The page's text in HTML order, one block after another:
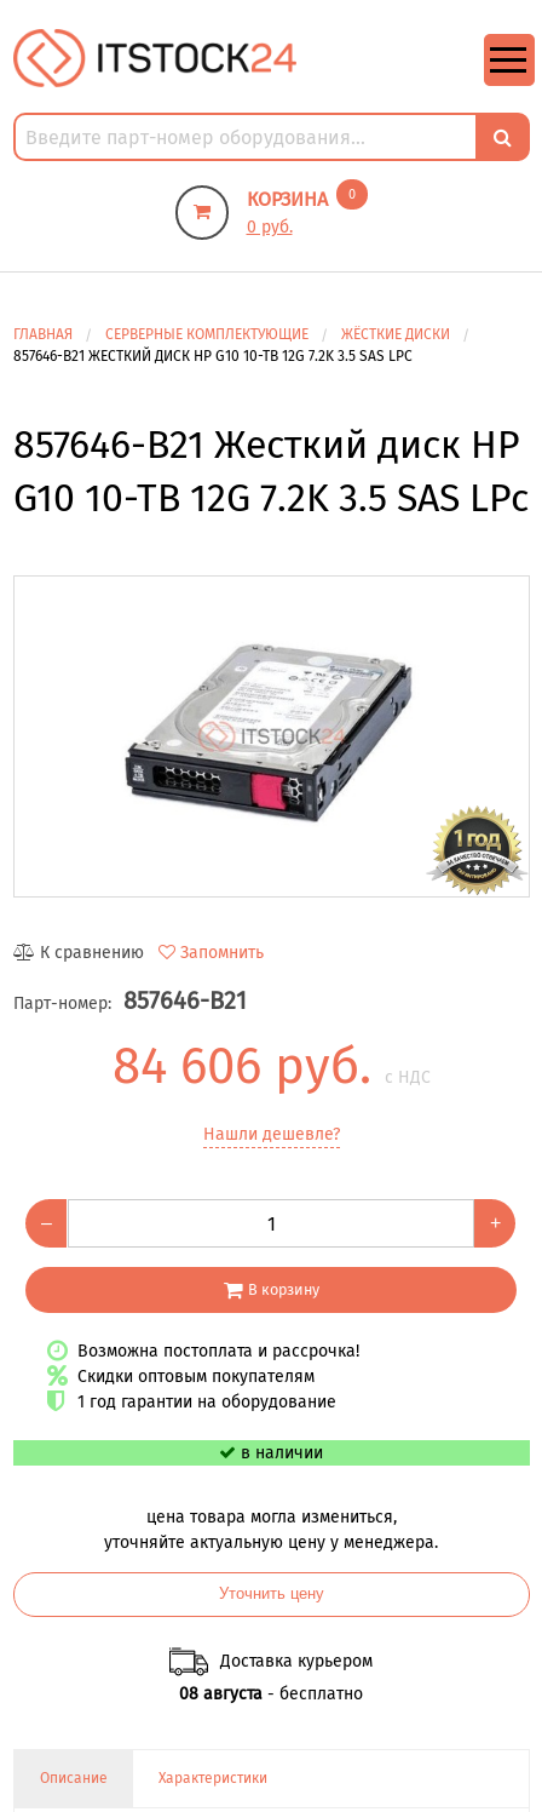
КОРЗИНА 0
0 руб.
ГЛАВНАЯ СЕРВЕРНЫЕ КОМПЛЕКТУЮЩИЕ
ЖЁСТКИЕ ДИСКИ
857646-B21 ЖЕСТКИЙ ДИСК HP G10 10-TB 12G 7.2K 3.5 SAS LPC
857646-B21 Жесткий диск HP
G10 10-TB 12G 7.2K 3.5 SAS LPc
К сравнению Запомнить
Парт-номер: 857646-B21
84 606 руб. с НДС
Нашли дешевле?
– +
В корзину
Возможна постоплата и рассрочка!
Скидки оптовым покупателям
1 год гарантии на оборудование
в наличии
цена товара могла измениться,
уточняйте актуальную цену у менеджера.
Уточнить цену
Доставка курьером
08 августа - бесплатно
Описание Характеристики